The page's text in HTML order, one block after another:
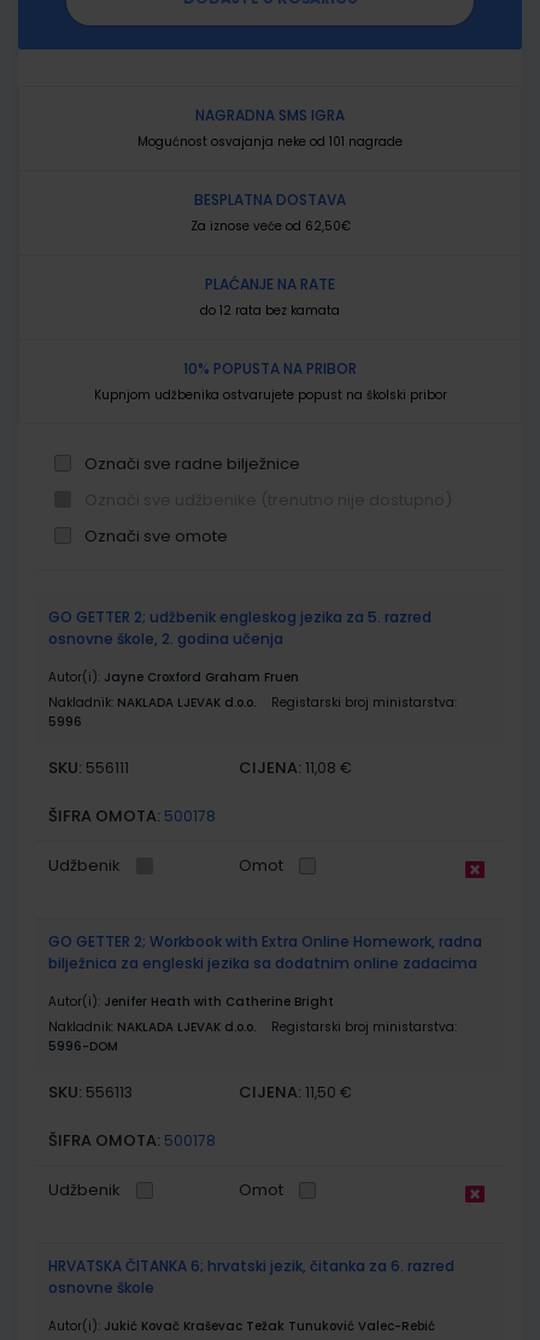
NAGRADNA SMS IGRA
Mogućnost osvajanja neke od 101 nagrade
BESPLATNA DOSTAVA
Za iznose veće od 62,50€
PLAĆANJE NA RATE
do 12 rata bez kamata
10% POPUSTA NA PRIBOR
Kupnjom udžbenika ostvarujete popust na školski pribor
Označi sve radne bilježnice
Označi sve omote
proizvodi
GO GETTER 2; udžbenik engleskog jezika za 5. razred
osnovne škole, 2. godina učenja
Autor(i): Jayne Croxford Graham Fruen
Nakladnik: NAKLADA LJEVAK d.o.o.
Registarski broj ministarstva:
5996
SKU: 556111 CIJENA: 11,08 €
ŠIFRA OMOTA: 500178
Udžbenik Omot
GO GETTER 2; Workbook with Extra Online Homework, radna
bilježnica za engleski jezika sa dodatnim online zadacima
Autor(i): Jenifer Heath with Catherine Bright
Nakladnik: NAKLADA LJEVAK d.o.o.
Registarski broj ministarstva:
5996-DOM
SKU: 556113 CIJENA: 11,50 €
ŠIFRA OMOTA: 500178
Udžbenik Omot
HRVATSKA ČITANKA 6; hrvatski jezik, čitanka za 6. razred
osnovne škole
Autor(i): Jukić Kovač Kraševac Težak Tunuković Valec-Rebić